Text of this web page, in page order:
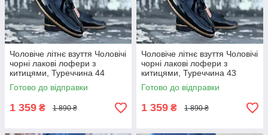
Чоловіче літнє взуття Чоловічі
чорні лакові лофери з
китицями, Туреччина 44
Готово до відправки
1 359 ₴ 1 890 ₴
Чоловіче літнє взуття Чоловічі
чорні лакові лофери з
китицями, Туреччина 43
Готово до відправки
1 359 ₴ 1 890 ₴